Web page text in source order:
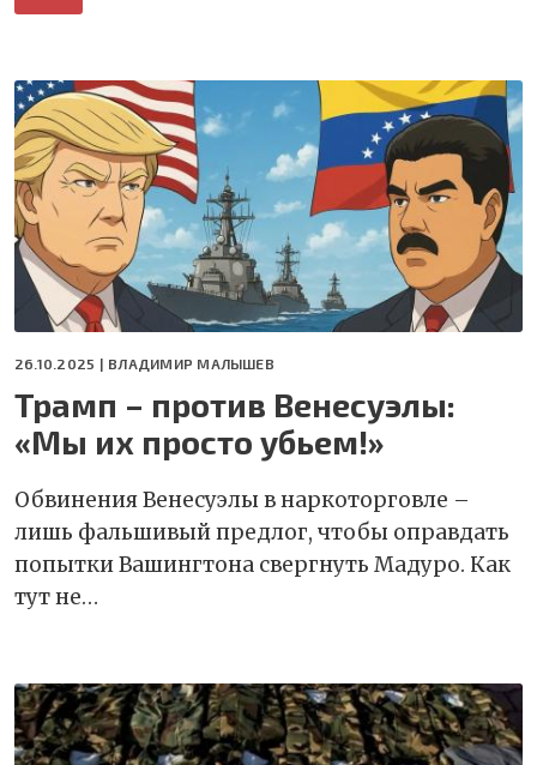
26.10.2025 | ВЛАДИМИР МАЛЫШЕВ
Трамп – против Венесуэлы:
«Мы их просто убьем!»
Обвинения Венесуэлы в наркоторговле –
лишь фальшивый предлог, чтобы оправдать
попытки Вашингтона свергнуть Мадуро. Как
тут не…